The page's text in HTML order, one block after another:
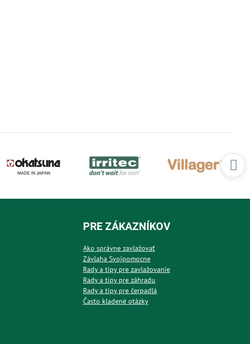
PRE ZÁKAZNÍKOV
Ako správne zavlažovať
Závlaha Svojpomocne
Rady a tipy pre zavlažovanie
Rady a tipy pre záhradu
Rady a tipy pre čerpadlá
Často kladené otázky